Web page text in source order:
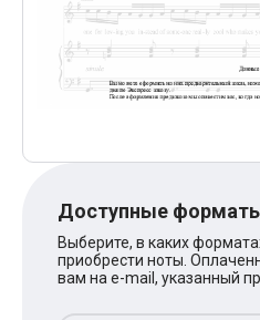
XOLIDAYBOY
Ваня Дмитриенко
Анна Герман
Полина Гагарина
HammAli
Billie Eilish
Макс Корж
Алена Швец
Доступные
Выберите, в каких
приобрести ноты.
вам на e-mail, указанный